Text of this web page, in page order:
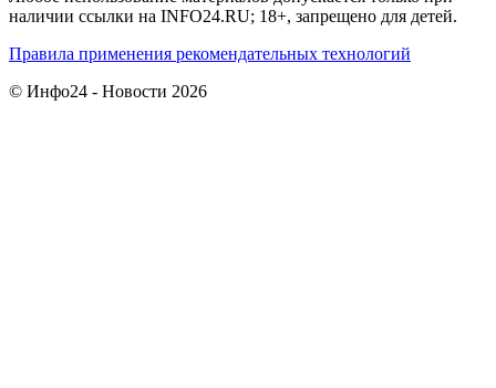
наличии ссылки на INFO24.RU; 18+, запрещено для детей.
Правила применения рекомендательных технологий
© Инфо24 - Новости 2026